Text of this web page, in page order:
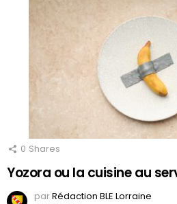
0 Shares
Yozora ou la cuisine au
parRédaction BLE Lorraine